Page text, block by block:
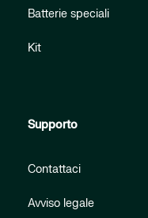
Batterie speciali
Kit
Supporto
Contattaci
Avviso legale